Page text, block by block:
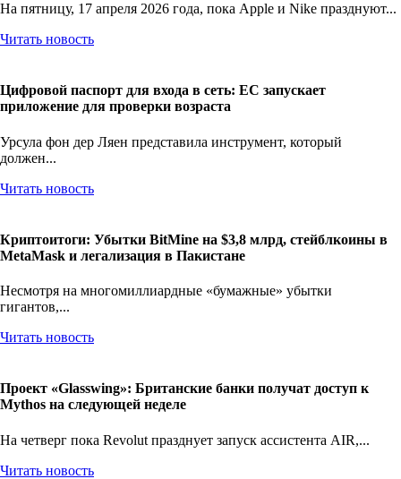
На пятницу, 17 апреля 2026 года, пока Apple и Nike празднуют...
Читать новость
Цифровой паспорт для входа в сеть: ЕС запускает
приложение для проверки возраста
Урсула фон дер Ляен представила инструмент, который
должен...
Читать новость
Криптоитоги: Убытки BitMine на $3,8 млрд, стейблкоины в
MetaMask и легализация в Пакистане
Несмотря на многомиллиардные «бумажные» убытки
гигантов,...
Читать новость
Проект «Glasswing»: Британские банки получат доступ к
Mythos на следующей неделе
На четверг пока Revolut празднует запуск ассистента AIR,...
Читать новость